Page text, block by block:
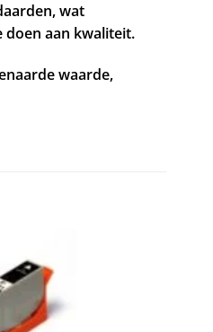
wat
aan kwaliteit.
waarde,